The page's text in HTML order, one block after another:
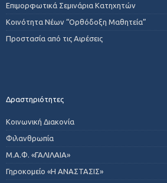
Επιμορφωτικά Σεμινάρια Κατηχητών
Κοινότητα Νέων “Ορθόδοξη Μαθητεία”
Προστασία από τις Αιρέσεις
Δραστηριότητες
Κοινωνική Διακονία
Φιλανθρωπία
Μ.Α.Φ. «ΓΑΛΙΛΑΙΑ»
Γηροκομείο «Η ΑΝΑΣΤΑΣΙΣ»